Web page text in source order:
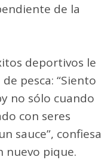
de la
deportivos le
pesca: “Siento
no sólo cuando
con seres
sauce”, confiesa
nuevo pique.